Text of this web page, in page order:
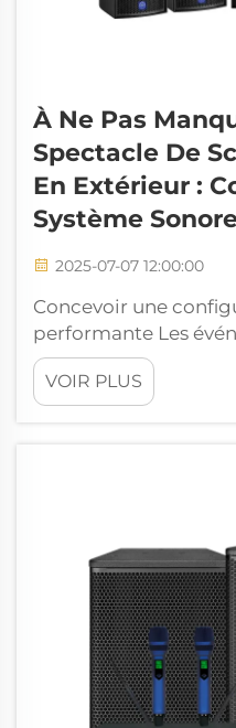
À Ne Pas
Spectacle De
En Extérieur :
Système
2025-07-07 12:00:00
Concevoir une
performante Les
les représentations
systèmes sonores
clair et puissant sur
VOIR PLUS